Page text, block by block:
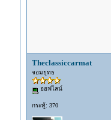
Theclassiccarmat
จอมยุทธ
ออฟไลน์
กระทู้: 370